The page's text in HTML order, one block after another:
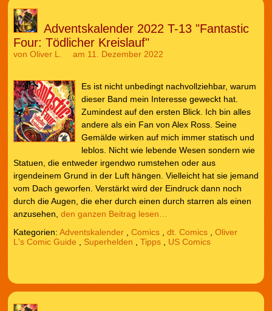
Adventskalender 2022 T-13 "Fantastic
Four: Tödlicher Kreislauf"
von Oliver L. am 11. Dezember 2022
Es ist nicht unbedingt nachvollziehbar, warum
dieser Band mein Interesse geweckt hat.
Zumindest auf den ersten Blick. Ich bin alles
andere als ein Fan von Alex Ross. Seine
Gemälde wirken auf mich immer statisch und
leblos. Nicht wie lebende Wesen sondern wie
Statuen, die entweder irgendwo rumstehen oder aus
irgendeinem Grund in der Luft hängen. Vielleicht hat sie jemand
vom Dach geworfen. Verstärkt wird der Eindruck dann noch
durch die Augen, die eher durch einen durch starren als einen
anzusehen, den ganzen Beitrag lesen…
Kategorien: Adventskalender, Comics, dt. Comics, Oliver
L's Comic Guide , Superhelden , Tipps, US Comics